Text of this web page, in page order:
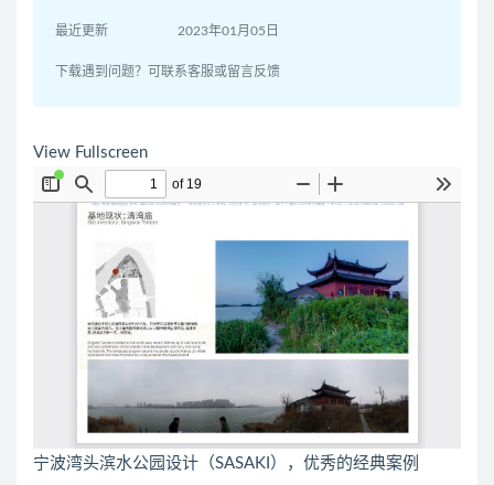
最近更新 2023年01月05日
下载遇到问题？可联系客服或留言反馈
View Fullscreen
宁波湾头滨水公园设计（SASAKI），优秀的经典案例